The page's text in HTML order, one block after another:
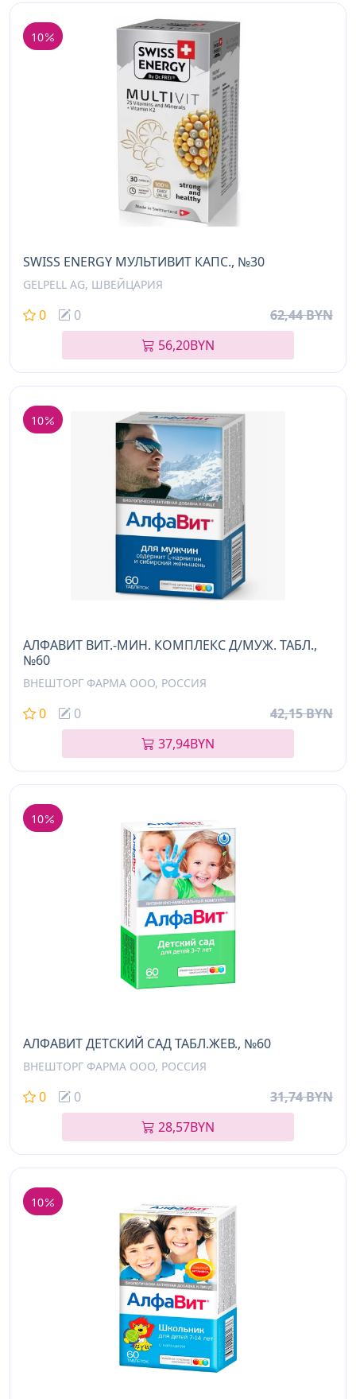
10
SWISS ENERGY МУЛЬТИВИТ КАПС., №30
GELPELL AG, ШВЕЙЦАРИЯ
0 0
62,44 BYN
56,20BYN
10
АЛФАВИТ ВИТ.-МИН. КОМПЛЕКС Д/МУЖ. ТАБЛ.,
№60
ВНЕШТОРГ ФАРМА ООО, РОССИЯ
0 0
42,15 BYN
37,94BYN
10
АЛФАВИТ ДЕТСКИЙ САД ТАБЛ.ЖЕВ., №60
ВНЕШТОРГ ФАРМА ООО, РОССИЯ
0 0
31,74 BYN
28,57BYN
10